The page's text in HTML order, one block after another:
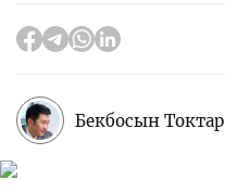
Бекбосын Токтар